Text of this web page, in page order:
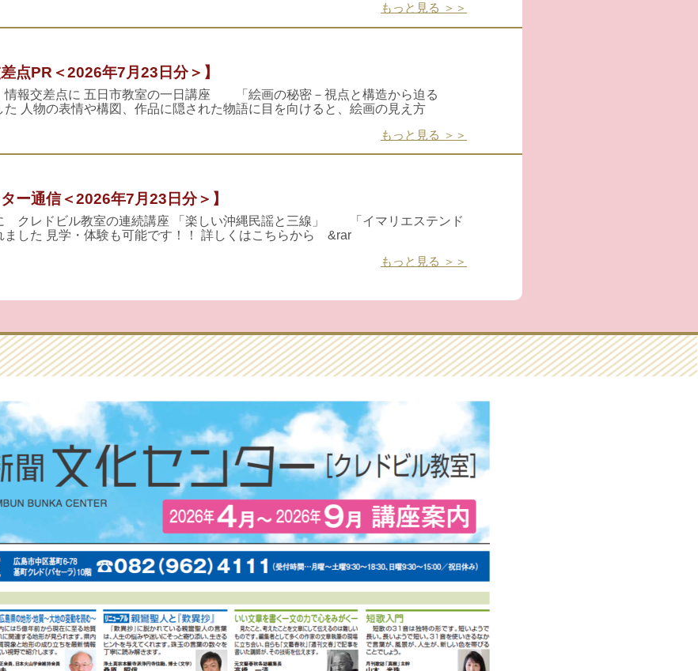
もっと見る ＞＞
点PR＜2026年7月23日分＞】
報交差点に 五日市教室の一日講座 「絵画の秘密－視点と構造から迫る
物の表情や構図、作品に隠された物語に目を向けると、絵画の見え方
もっと見る ＞＞
ー通信＜2026年7月23日分＞】
クレドビル教室の連続講座 「楽しい沖縄民謡と三線」 「イマリエステンド
た 見学・体験も可能です！！ 詳しくはこちらから &rar
もっと見る ＞＞